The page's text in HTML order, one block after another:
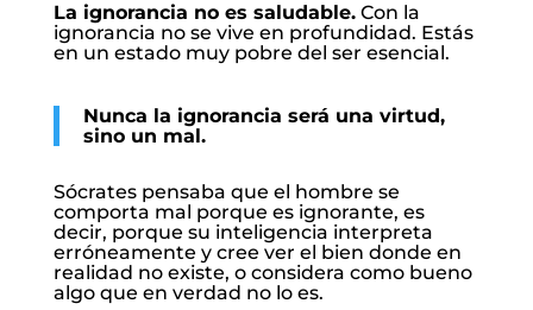
La ignorancia no es saludable.Con la
ignorancia no se vive en profundidad. Estás
en un estado muy pobre del ser esencial.
Nunca la ignorancia será una virtud,
sino un mal.
Sócrates pensaba que el hombre se
comporta mal porque es ignorante, es
decir, porque su inteligencia interpreta
erróneamente y cree ver el bien donde en
realidad no existe, o considera como bueno
algo que en verdad no lo es.